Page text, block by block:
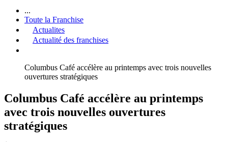
...
Toute la Franchise
Actualites
Actualité des franchises
Columbus Café accélère au printemps avec trois nouvelles
ouvertures stratégiques
Columbus Café accélère au printemps
avec trois nouvelles ouvertures
stratégiques